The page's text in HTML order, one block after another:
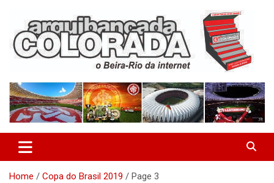
content
Arquibancada Colorada
Home Copa do Brasil 2019 Page 3